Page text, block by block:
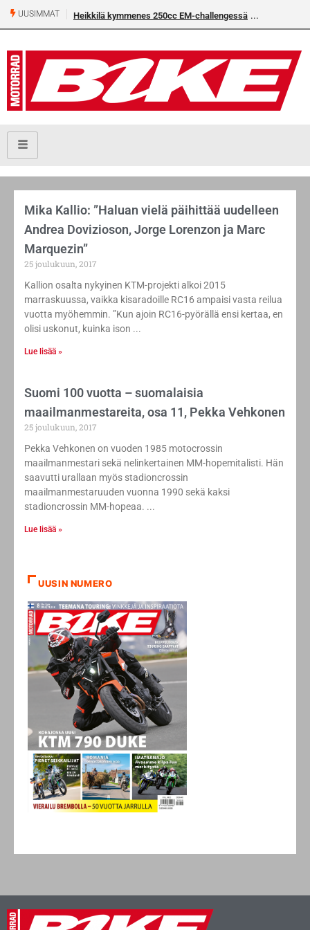
UUSIMMAT Heikkilä kymmenes 250cc EM-challengessä
Mika Kallio: ”Haluan vielä päihittää uudelleen
Andrea Dovizioson, Jorge Lorenzon ja Marc
Marquezin”
25 joulukuun, 2017
Kallion osalta nykyinen KTM-projekti alkoi 2015
marraskuussa, vaikka kisaradoille RC16 ampaisi vasta reilua
vuotta myöhemmin. ”Kun ajoin RC16-pyörällä ensi kertaa, en
olisi uskonut, kuinka ison
Lue lisää »
Suomi 100 vuotta – suomalaisia
maailmanmestareita, osa 11, Pekka Vehkonen
25 joulukuun, 2017
Pekka Vehkonen on vuoden 1985 motocrossin
maailmanmestari sekä nelinkertainen MM-hopemitalisti. Hän
saavutti urallaan myös stadioncrossin
maailmanmestaruuden vuonna 1990 sekä kaksi
stadioncrossin MM-hopeaa.
Lue lisää »
UUSIN NUMERO